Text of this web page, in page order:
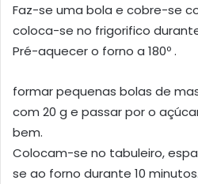
Faz-se uma bola e cobre-se
coloca-se no frigorifico
Pré-aquecer o forno a 180º .
formar pequenas bolas de
com 20 g e passar por o
bem.
Colocam-se no tabuleiro,
se ao forno durante 10 minutos.